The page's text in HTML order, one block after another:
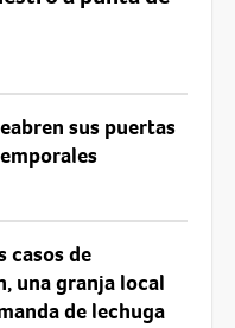
sus puertas
casos de
una granja local
de lechuga